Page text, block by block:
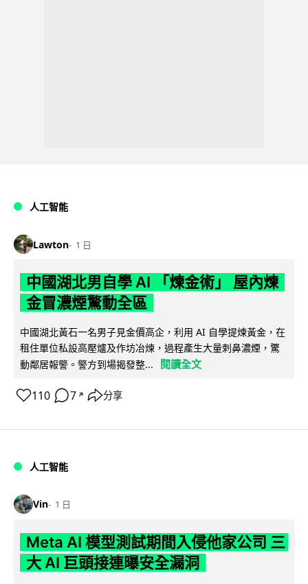
人工智能
Lawton 1 日
中國湖北男自學 AI 「煉金術」 屋內煉
金冒濃煙驚動全區
中國湖北黃石一名男子見金價高企，利用 AI 自學提煉黃金，在
租住單位私設高壓爐及作坊冶煉，過程產生大量刺鼻濃煙，驚
動鄰居報警。警方到場揭發整...
閱讀全文
110 7 ↗ 分享
人工智能
Vin 1 日
Meta AI 模型測試期間入侵他家公司 三
大 AI 巨頭接連曝安全漏洞